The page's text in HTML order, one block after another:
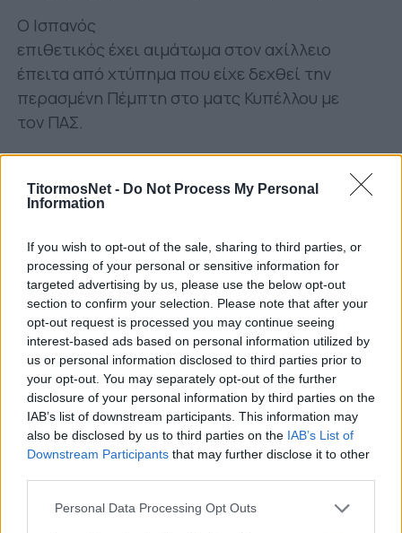
TitormosNet - Do Not Process My Personal
Information
If you wish to opt-out of the sale, sharing to third parties, or
processing of your personal or sensitive information for
targeted advertising by us, please use the below opt-out
section to confirm your selection. Please note that after your
opt-out request is processed you may continue seeing
interest-based ads based on personal information utilized by
us or personal information disclosed to third parties prior to
your opt-out. You may separately opt-out of the further
disclosure of your personal information by third parties on the
IAB’s list of downstream participants. This information may
also be disclosed by us to third parties on the IAB’s List of
Downstream Participants that may further disclose it to other
Personal Data Processing Opt Outs
Ο Ισπανός
επιθετικός έχει αιμάτωμα στον αχίλλειο
έπειτα από χτύπημα που είχε δεχθεί την
περασμένη Πέμπτη στο ματς Κυπέλλου με
τον ΠΑΣ.
Παραπονέθηκε για ενοχλήσεις το Σάββατο κι
έτσι έκανε θεραπεία το πρωί της Κυριακής κι
έμεινε εκτός αποστολής.
Μαζί του θα απουσιάσουν από το ματς της
Δευτέρας με τον Παναιτωλικό και
οιΣένκεφελντ(ενοχλήσεις στην
ποδοκνημική),Πούγγουρας(κάκωση στο
γόνατο),ΣανκαρέκαιΚουρμπέλης– όλοι
αυτοί έκαναν θεραπεία – ενώ
οιΜπουζούκηςκαιΣαβιέρέκαναν ατομικό.
ΟΦώτης Ιωαννίδηςμετά την απουσία του από
το ματς του Κυπέλλου λόγω προβλήματος που
είχε αποκομίσει από το ντέρμπι με
τον Ολυμπιακό είναι ξανά διαθέσιμος, ενώ,